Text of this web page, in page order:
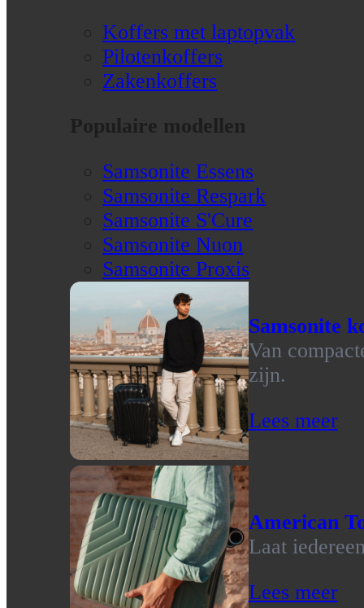
Koffers met laptopvak
Pilotenkoffers
Zakenkoffers
Populaire modellen
Samsonite Essens
Samsonite Respark
Samsonite S'Cure
Samsonite Nuon
Samsonite Proxis
Samsonite
Van
zijn.
Lees meer
American
Laat
Lees meer